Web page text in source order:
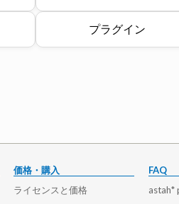
プラグイン
価格・購入
ライセンスと価格
FAQ
astah*